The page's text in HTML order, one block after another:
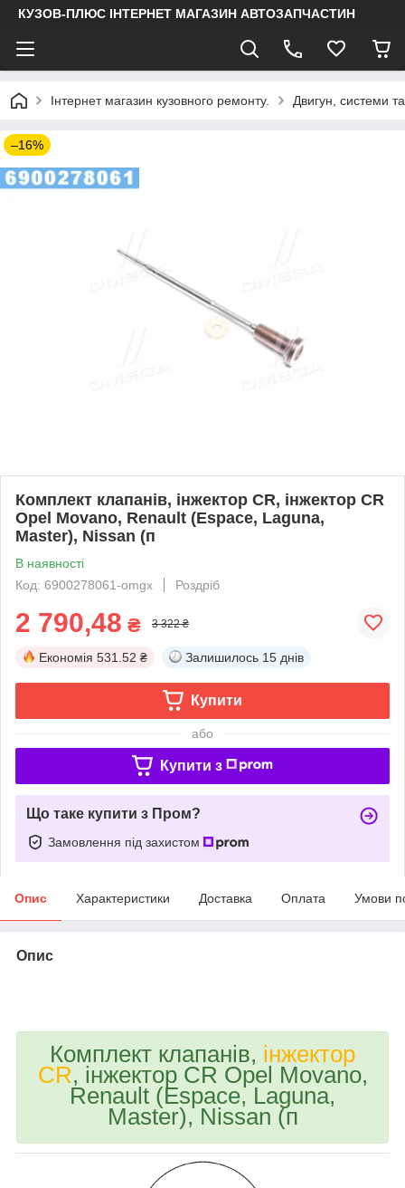
КУЗОВ-ПЛЮС ІНТЕРНЕТ МАГАЗИН АВТОЗАПЧАСТИН
Інтернет магазин кузовного ремонту. Двигун, системи
–16%
Комплект клапанів, інжектор CR, інжектор CR
Opel Movano, Renault (Espace, Laguna,
Master), Nissan (п
В наявності
Код: 6900278061-omgx
Роздріб
2 790,48 ₴ 3 322 ₴
Економія 531.52 ₴ Залишилось 15 днів
Купити
або
Купити з
Що таке купити з Пром?
Замовлення під захистом
Опис Характеристики Доставка Оплата Умови
Опис
Комплект клапанів, інжектор
CR, інжектор CR Opel Movano,
Renault (Espace, Laguna,
Master), Nissan (п